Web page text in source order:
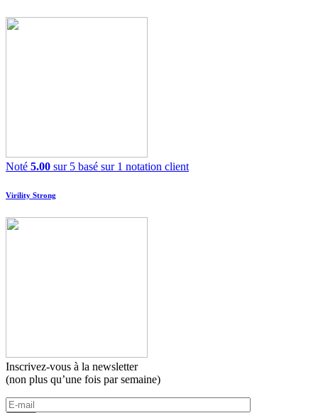
Noté 5.00 sur 5 basé sur 1 notation client
Virility Strong
Inscrivez-vous à la newsletter
(non plus qu’une fois par semaine)